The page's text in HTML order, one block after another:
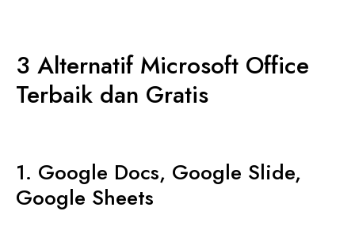
3 Alternatif Microsoft Office
Terbaik dan Gratis
1. Google Docs, Google Slide,
Google Sheets